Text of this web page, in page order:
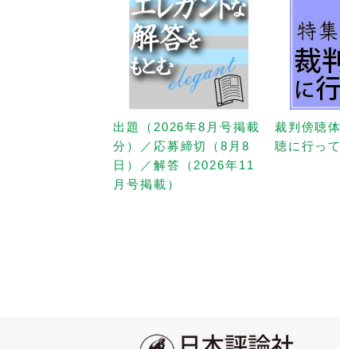
出題（2026年8月号掲載
分）／応募締切（8月8
日）／解答（2026年11
月号掲載）
裁判傍聴
聴に行っ